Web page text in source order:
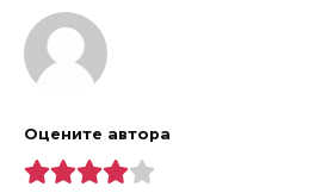
Оцените автора